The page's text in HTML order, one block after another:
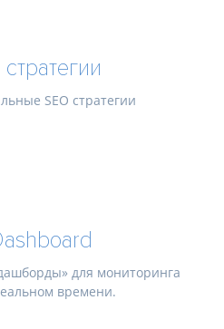
SEO стратегии
для мониторинга
времени.